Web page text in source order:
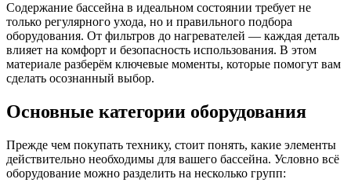
Содержание бассейна в идеальном состоянии требует не
только регулярного ухода, но и правильного подбора
оборудования. От фильтров до нагревателей — каждая деталь
влияет на комфорт и безопасность использования. В этом
материале разберём ключевые моменты, которые помогут вам
сделать осознанный выбор.
Основные категории оборудования
Прежде чем покупать технику, стоит понять, какие элементы
действительно необходимы для вашего бассейна. Условно всё
оборудование можно разделить на несколько групп: